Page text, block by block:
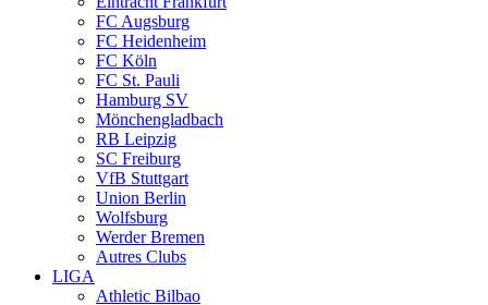
FC Augsburg
FC Heidenheim
FC Köln
FC St. Pauli
Hamburg SV
Mönchengladbach
RB Leipzig
SC Freiburg
VfB Stuttgart
Union Berlin
Wolfsburg
Werder Bremen
Autres Clubs
LIGA
Athletic Bilbao